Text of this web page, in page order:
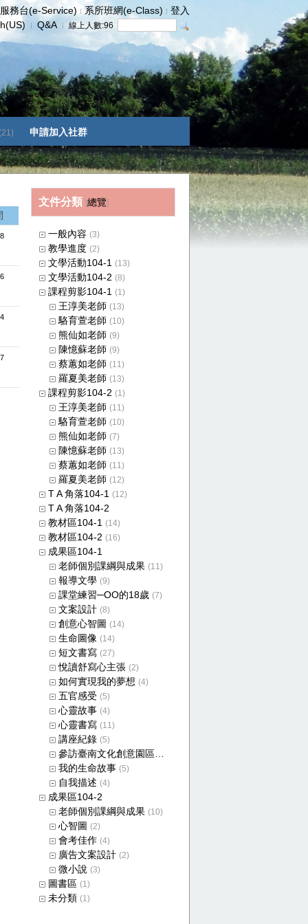
服務台(e-Service) 系所班網(e-Class)
登入
Q&A 線上人數:96
申請加入社群
文件分類 [總覽]
一般內容 (3)
教學進度 (2)
文學活動104-1 (13)
文學活動104-2 (8)
課程剪影104-1 (1)
王淳美老師 (13)
駱育萱老師 (10)
熊仙如老師 (9)
陳憶蘇老師 (9)
蔡蕙如老師 (11)
羅夏美老師 (13)
課程剪影104-2 (1)
王淳美老師 (11)
駱育萱老師 (10)
熊仙如老師 (7)
陳憶蘇老師 (13)
蔡蕙如老師 (11)
羅夏美老師 (12)
T A 角落104-1 (12)
T A 角落104-2
教材區104-1 (14)
教材區104-2 (16)
成果區104-1
老師個別課綱與成果 (11)
報導文學 (9)
課堂練習─OO的18歲 (7)
文案設計 (8)
創意心智圖 (14)
生命圖像 (14)
短文書寫 (27)
悅讀舒寫心主張 (2)
如何實現我的夢想 (4)
五官感受 (5)
心靈故事 (4)
心靈書寫 (11)
講座紀錄 (5)
參訪臺南文化創意園區成果
我的生命故事 (5)
自我描述 (4)
成果區104-2
老師個別課綱與成果 (10)
心智圖 (2)
會考佳作 (4)
廣告文案設計 (2)
微小說 (3)
圖書區 (1)
未分類 (1)